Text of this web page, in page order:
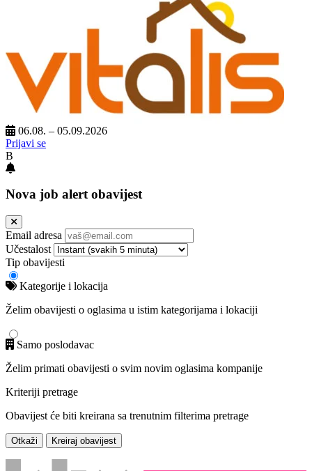
06.08. – 05.09.2026
Prijavi se
B
Nova job alert obavijest
Email adresa
Učestalost
Tip obavijesti
Kategorije i lokacija
Želim obavijesti o oglasima u istim kategorijama i lokaciji
Samo poslodavac
Želim primati obavijesti o svim novim oglasima kompanije
Kriteriji pretrage
Obavijest će biti kreirana sa trenutnim filterima pretrage
Otkaži Kreiraj obavijest